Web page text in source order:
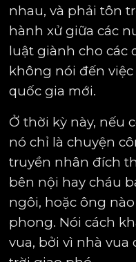
nhau, và phải tôn
hành xử giữa các
luật giành cho các
không nói đến
quốc gia mới.
Ở thời kỳ này, nếu
nó chỉ là chuyện
truyền nhân đích
bên nội hay cháu
ngôi, hoặc ông
phong. Nói cách
vua, bởi vì nhà vua